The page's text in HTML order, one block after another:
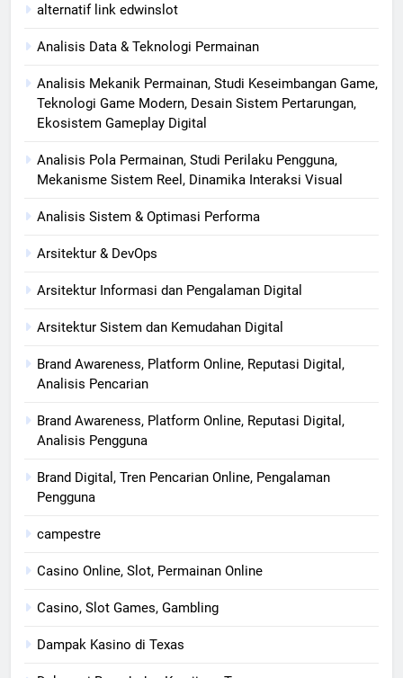
alternatif link edwinslot
Analisis Data & Teknologi Permainan
Analisis Mekanik Permainan, Studi Keseimbangan Game,
Teknologi Game Modern, Desain Sistem Pertarungan,
Ekosistem Gameplay Digital
Analisis Pola Permainan, Studi Perilaku Pengguna,
Mekanisme Sistem Reel, Dinamika Interaksi Visual
Analisis Sistem & Optimasi Performa
Arsitektur & DevOps
Arsitektur Informasi dan Pengalaman Digital
Arsitektur Sistem dan Kemudahan Digital
Brand Awareness, Platform Online, Reputasi Digital,
Analisis Pencarian
Brand Awareness, Platform Online, Reputasi Digital,
Analisis Pengguna
Brand Digital, Tren Pencarian Online, Pengalaman
Pengguna
campestre
Casino Online, Slot, Permainan Online
Casino, Slot Games, Gambling
Dampak Kasino di Texas